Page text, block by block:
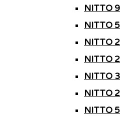
NITTO
NITTO
NITTO
NITTO
NITTO
NITTO
NITTO